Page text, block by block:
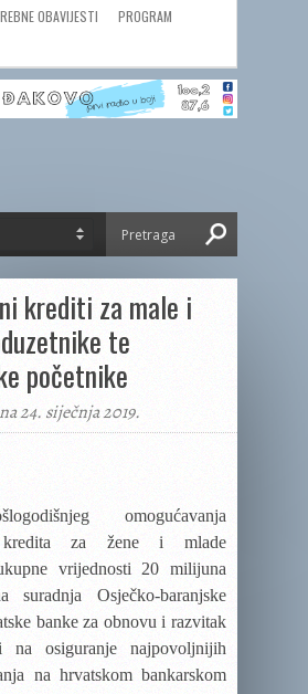
OBAVIJESTI
PROGRAM
krediti za male i
te
početnike
24. siječnja 2019.
omogućavanja
kredita za žene i mlade
vrijednosti 20 milijuna
suradnja Osječko-baranjske
banke za obnovu i razvitak
osiguranje najpovoljnijih
na hrvatskom bankarskom